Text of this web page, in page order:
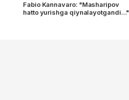
Fabio Kannavaro: "Masharipov
hatto yurishga qiynalayotgandi..."